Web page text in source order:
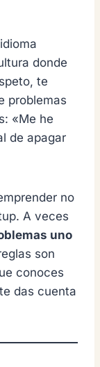
donde
te
problemas
«Me he
de apagar
no
A veces
uno
son
conoces
das cuenta